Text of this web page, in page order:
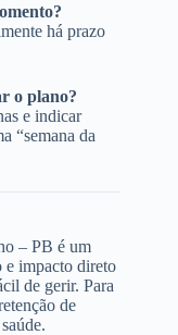
há prazo
o plano?
e indicar
“semana da
– PB é um
e impacto direto
de gerir. Para
de